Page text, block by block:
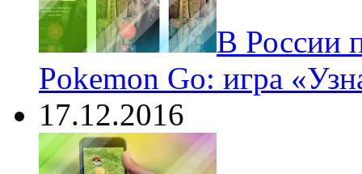
В России
Pokemon Go: игра
17.12.2016